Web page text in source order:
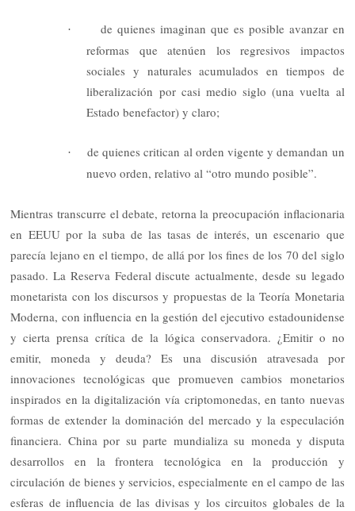
·
de quienes imaginan que es posible avanzar en
reformas que atenúen los regresivos impactos
sociales y naturales acumulados en tiempos de
liberalización por casi medio siglo (una vuelta al
Estado benefactor) y claro;
·
de quienes critican al orden vigente y demandan un
nuevo orden, relativo al “otro mundo posible”.
Mientras transcurre el debate, retorna la preocupación inflacionaria
en EEUU por la suba de las tasas de interés, un escenario que
parecía lejano en el tiempo, de allá por los fines de los 70 del siglo
pasado. La Reserva Federal discute actualmente, desde su legado
monetarista con los discursos y propuestas de la Teoría Monetaria
Moderna, con influencia en la gestión del ejecutivo estadounidense
y cierta prensa crítica de la lógica conservadora. ¿Emitir o no
emitir, moneda y deuda? Es una discusión atravesada por
innovaciones tecnológicas que promueven cambios monetarios
inspirados en la digitalización vía criptomonedas, en tanto nuevas
formas de extender la dominación del mercado y la especulación
financiera. China por su parte mundializa su moneda y disputa
desarrollos en la frontera tecnológica en la producción y
circulación de bienes y servicios, especialmente en el campo de las
esferas de influencia de las divisas y los circuitos globales de la